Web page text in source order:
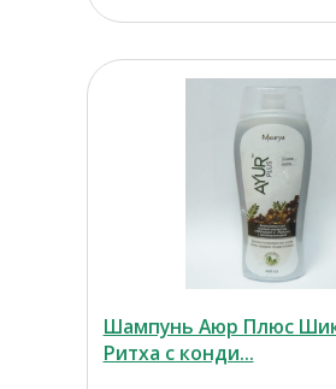
Шампунь Аюр Плюс
Ритха с конди...